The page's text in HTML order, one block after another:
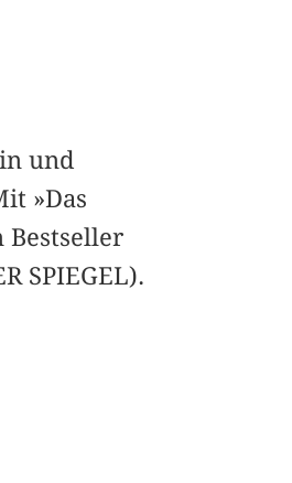
und
»Das
Bestseller
SPIEGEL).